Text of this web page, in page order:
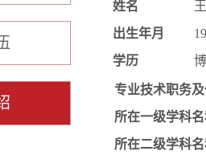
姓名
出生年月
学历
专业技术职务
所在一级学科
所在二级学科